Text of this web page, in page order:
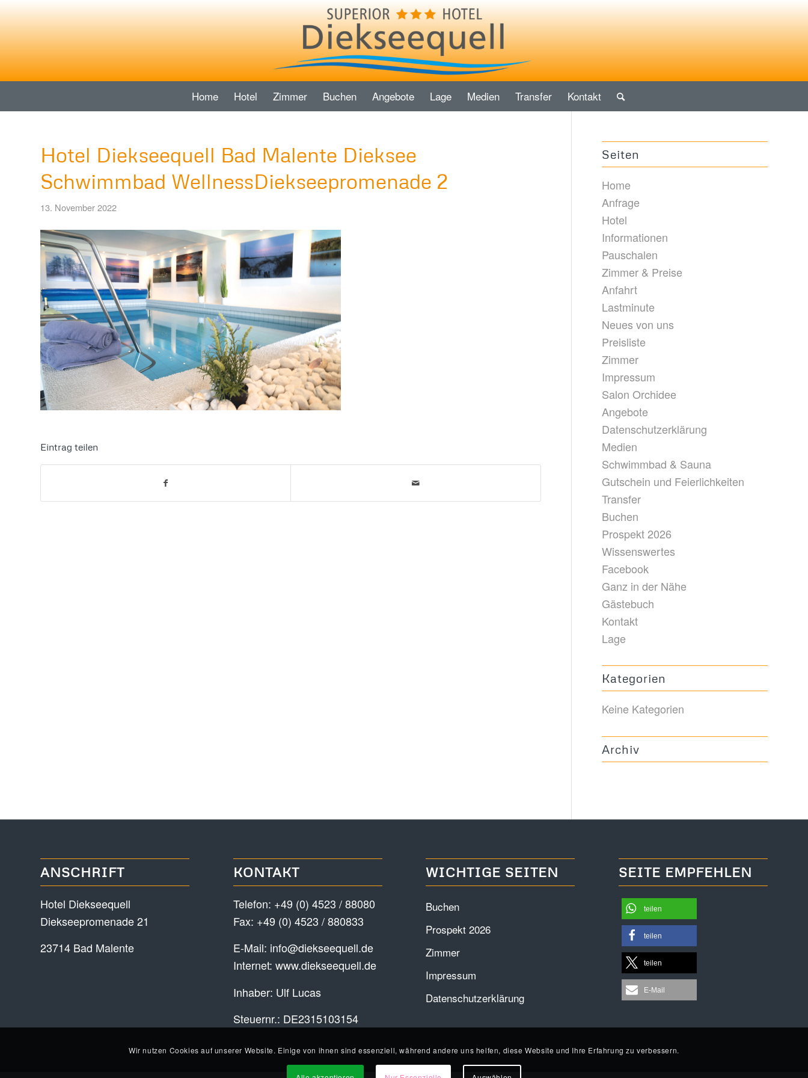
Home Hotel Zimmer Buchen Angebote Lage Medien Transfer Kontakt
Hotel Diekseequell Bad Malente Dieksee
Schwimmbad WellnessDiekseepromenade 2
13. November 2022
Eintrag teilen
Seiten
Home
Anfrage
Hotel
Informationen
Pauschalen
Zimmer & Preise
Anfahrt
Lastminute
Neues von uns
Preisliste
Zimmer
Impressum
Salon Orchidee
Angebote
Datenschutzerklärung
Medien
Schwimmbad & Sauna
Gutschein und Feierlichkeiten
Transfer
Buchen
Prospekt 2026
Wissenswertes
Facebook
Ganz in der Nähe
Gästebuch
Kontakt
Lage
Kategorien
Keine Kategorien
Archiv
ANSCHRIFT
Hotel Diekseequell
Diekseepromenade 21
23714 Bad Malente
KONTAKT
Telefon: +49 (0) 4523 / 88080
Fax: +49 (0) 4523 / 880833
E-Mail: info@diekseequell.de
Internet: www.diekseequell.de
Inhaber: Ulf Lucas
Steuernr.: DE2315103154
WICHTIGE SEITEN
Buchen
Prospekt 2026
Zimmer
Impressum
Datenschutzerklärung
SEITE EMPFEHLEN
teilen
teilen
teilen
E-Mail
Wir nutzen Cookies auf unserer Website. Einige von ihnen sind essenziell, während andere uns helfen, diese Website und Ihre Erfahrung zu verbessern.